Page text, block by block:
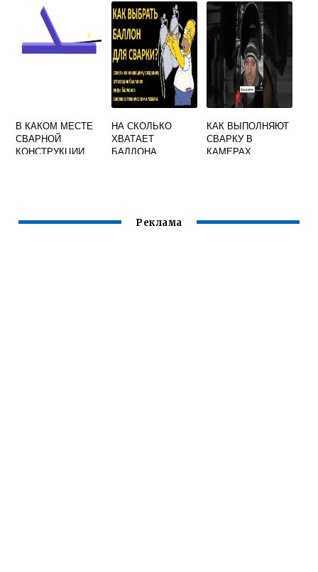
ГАЗОСВАРОЧНУЮ
ГОРЕЛКУ ВНУТРИ
ОЗП
В КАКОМ МЕСТЕ
СВАРНОЙ
КОНСТРУКЦИИ
ВЫПОЛНИЛ ОН
НА СКОЛЬКО
ХВАТАЕТ
БАЛЛОНА
КАК ВЫПОЛНЯЮТ
СВАРКУ В
КАМЕРАХ
Реклама